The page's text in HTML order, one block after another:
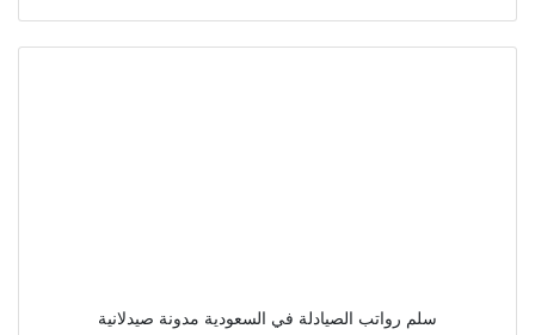
سلم رواتب الصيادلة في السعودية مدونة صيدلانية